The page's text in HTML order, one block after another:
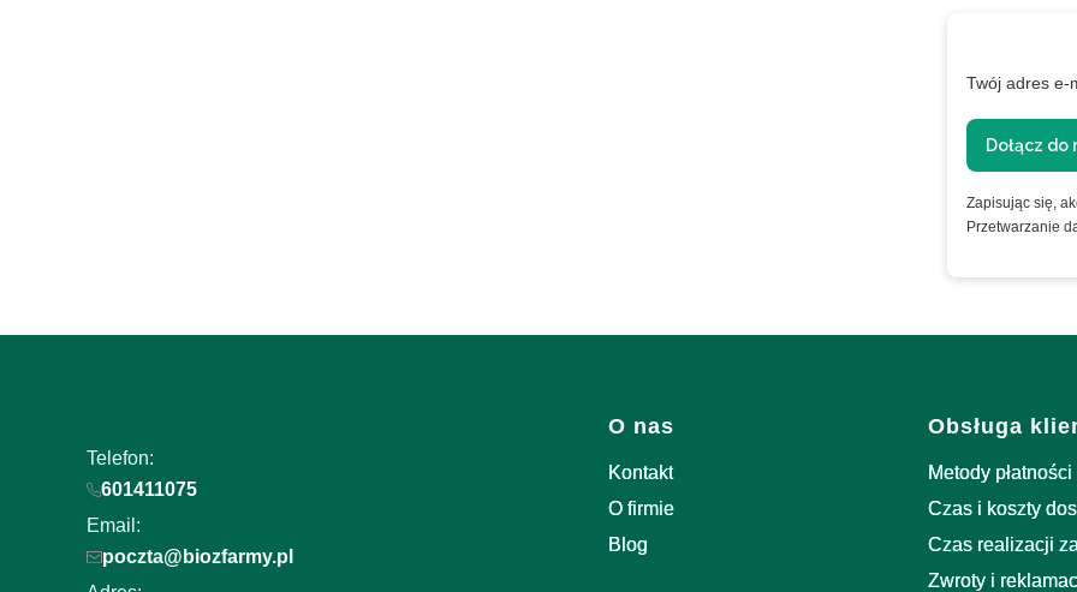
Twój adres e-
Dołącz
Zapisując się,
Przetwarzanie
Telefon:
601411075
Email:
poczta@biozfarmy.pl
Linki w stopce
O nas
Kontakt
O firmie
Blog
Obsługa
Metody płatności
Czas i koszty
Czas realizacji
Zwroty i